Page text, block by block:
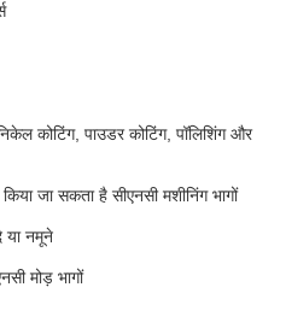
कोटिंग, पाउडर कोटिंग, पॉलिशिंग और
जा सकता है सीएनसी मशीनिंग भागों
या नमूने
मोड़ भागों